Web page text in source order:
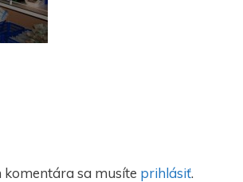
komentára sa musíte prihlásiť.